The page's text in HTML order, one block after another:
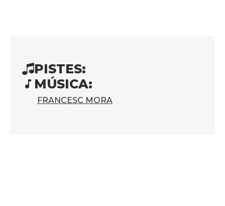
PISTES:
MÚSICA:
FRANCESC MORA